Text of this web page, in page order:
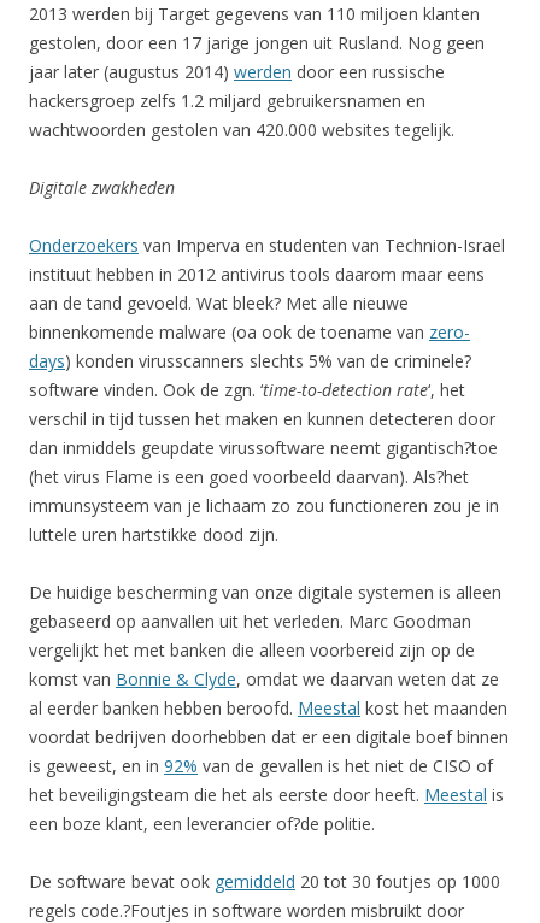
2013 werden bij Target gegevens van 110 miljoen klanten
gestolen, door een 17 jarige jongen uit Rusland. Nog geen
jaar later (augustus 2014) werden door een russische
hackersgroep zelfs 1.2 miljard gebruikersnamen en
wachtwoorden gestolen van 420.000 websites tegelijk.
Digitale zwakheden
Onderzoekers van Imperva en studenten van Technion-Israel
instituut hebben in 2012 antivirus tools daarom maar eens
aan de tand gevoeld. Wat bleek? Met alle nieuwe
binnenkomende malware (oa ook de toename van zero-
days) konden virusscanners slechts 5% van de criminele?
software vinden. Ook de zgn. ‘time-to-detection rate‘, het
verschil in tijd tussen het maken en kunnen detecteren door
dan inmiddels geupdate virussoftware neemt gigantisch?toe
(het virus Flame is een goed voorbeeld daarvan). Als?het
immunsysteem van je lichaam zo zou functioneren zou je in
luttele uren hartstikke dood zijn.
De huidige bescherming van onze digitale systemen is alleen
gebaseerd op aanvallen uit het verleden. Marc Goodman
vergelijkt het met banken die alleen voorbereid zijn op de
komst van Bonnie & Clyde, omdat we daarvan weten dat ze
al eerder banken hebben beroofd. Meestal kost het maanden
voordat bedrijven doorhebben dat er een digitale boef binnen
is geweest, en in 92% van de gevallen is het niet de CISO of
het beveiligingsteam die het als eerste door heeft. Meestal is
een boze klant, een leverancier of?de politie.
De software bevat ook gemiddeld 20 tot 30 foutjes op 1000
regels code.?Foutjes in software worden misbruikt door